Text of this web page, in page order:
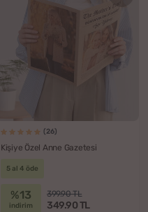
(26)
Kişiye Özel Anne Gazetesi
5 al 4 öde
%13
indirim
399.90 TL
349.90 TL